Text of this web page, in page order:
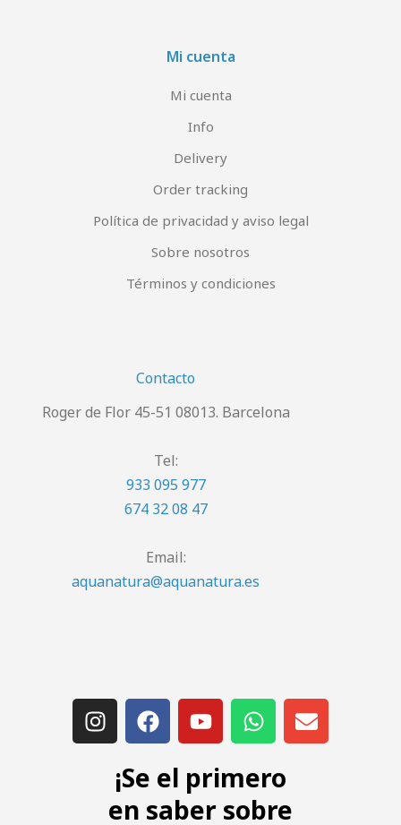
Mi cuenta
Mi cuenta
Info
Delivery
Order tracking
Política de privacidad y aviso legal
Sobre nosotros
Términos y condiciones
Contacto
Roger de Flor 45-51 08013. Barcelona
Tel:
933 095 977
674 32 08 47
Email:
aquanatura@aquanatura.es
¡Se el primero
en saber sobre